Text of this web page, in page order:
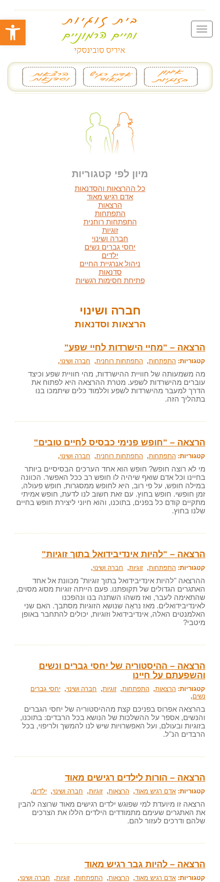
פתח
מיון לפי קטגוריות
כל ההרצאות והסדנאות
אדם רגיש מאוד
הרצאות
התפתחות
התפתחות רוחנית
זוגיות
חברה ושינוי
יחסי גברים נשים
ילדים
ניהול אנרגיית החיים
סדנאות
פתיחת חסימות רגשיות
חברה ושינוי
הרצאות וסדנאות
הרצאה – "מחיי הישרדות לחיי שפע"
קטגוריות: התפתחות, התפתחות רוחנית, חברה ושינוי,
מה משמעותה של חוויית ההישרדות, מהי חוויית שפע וכיצד
עוברים מהישרדות לשפע. מטרת ההרצאה היא לפתוח את
הדרך למעבר מהישרדות לשפע וללמוד כלים שיתמכו בנו
בתהליך הזה.
הרצאה – "חופש פנימי כבסיס לחיים טובים"
קטגוריות: התפתחות, התפתחות רוחנית, חברה ושינוי,
מי לא רוצה חופש? חופש הוא אחד הערכים הבסיסיים ביותר
בחיינו וכל אדם שואף שיהיה לו חופש רב ככל האפשר. הכוונה
במילה חופש, על פי רוב, היא לחופש ממסגרות, חופש פעולה,
זמן חופשי. חופש בחוץ. עם זאת חשוב לנו לדעת, חופש אמיתי
מתקיים קודם כל בפנים, בתוכנו, והוא חיוני ליצירת חופש בחיים
שלנו בחוץ.
הרצאה – "להיות אינדיבידואל בתוך זוגיות"
קטגוריות: התפתחות, זוגיות, חברה ושינוי,
ההרצאה "להיות אינדיבידואל בתוך זוגיות" מכוונת אל אחד
האתגרים הגדולים של תקופתנו. פעם הייתה זוגיות מסוג מסוים,
שהתאימה לעבר, ואז משהו השתנה בנו ונהפכנו
לאינדיבידואלים. מאז נראֶה שנושא הזוגיות מסתבך. האם שני
האלמנטים האלה, אינדיבידואל וזוגיות, יכולים להתחבר באופן
מיטבי?
הרצאה – ההיסטוריה של יחסי גברים ונשים
והשפעתם על חיינו
קטגוריות: הרצאות, התפתחות, זוגיות, חברה ושינוי, יחסי גברים
נשים,
בהרצאה אפרוס בפניכם קצת מההיסטוריה של יחסי הגברים
והנשים, אספר על ההשלכות של הנושא בכל הרבדים: בתוכנו,
בזוגיות ובעולם, ועל האפשרויות שיש לנו להמשך ולריפוי, בכל
הרבדים הנ"ל.
הרצאה – הורות לילדים רגישים מאוד
קטגוריות: אדם רגיש מאוד, הרצאות, זוגיות, חברה ושינוי, ילדים,
הרצאה זו מיועדת למי שפוגש ילדים רגישים מאוד שרוצה להבין
את האתגרים שעימם מתמודדים הילדים הללו את הצרכים
שלהם ודרכים לעזור להם.
הרצאה – להיות גבר רגיש מאוד
קטגוריות: אדם רגיש מאוד, הרצאות, התפתחות, זוגיות, חברה ושינוי,